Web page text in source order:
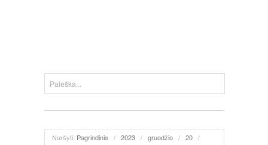
Naršyti: Pagrindinis / 2023 / gruodžio / 20 /